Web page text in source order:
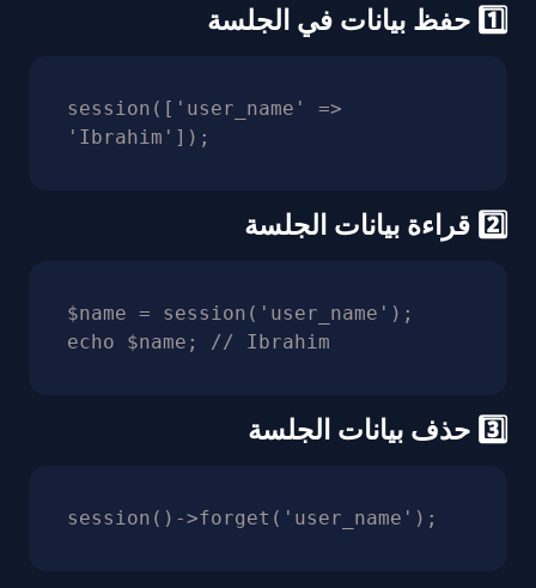
1️⃣ حفظ بيانات في الجلسة
session(['user_name' =>
'Ibrahim']);
2️⃣ قراءة بيانات الجلسة
$name = session('user_name');
echo $name; // Ibrahim
3️⃣ حذف بيانات الجلسة
session()->forget('user_name');